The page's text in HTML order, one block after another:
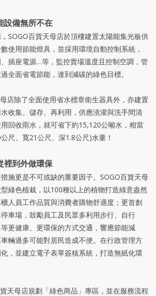
設備無所不在
SOGO百貨天母店於頂樓建置太陽能集光板供
使用節能燈具，並採用環境自動控制系統，
插座電源…等，監控賣場溫度且控制空調，管
全面省電節能，達到減碳的綠色目標。
店除了全面使用省水標章衛生器具外，亦建置
收集、儲存、再利用，供應澆灌與洗手間清
回收雨水，就可省下約15,120公噸水，相當
尺、寬21公尺、深1.8公尺)水量！
裡到外做環保
施更是不可或缺的重要因子。SOGO百貨天母
綠色植栽，以100種以上的植物打造綠意盎然
人員工作品質與消費者購物舒適度；更首創
車場，鼓勵員工及民眾多利用步行、自行
更健康、更環保的方式交通，響應節能減
輛過多可能對居民造成不便。在行政管理方
，並建立電子表單簽核系統，打造無紙化環
天母店規劃「綠色商品」專區，並在服務流程